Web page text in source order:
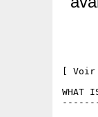
[
WHAT